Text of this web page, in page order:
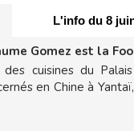
L'info du 8
Gomez est la
des cuisines du
en Chine à